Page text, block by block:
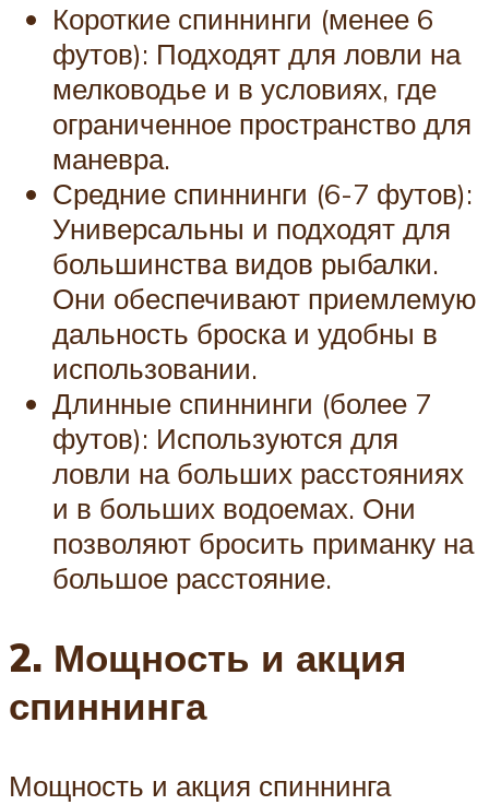
Короткие спиннинги (менее 6
футов): Подходят для ловли на
мелководье и в условиях, где
ограниченное пространство для
маневра.
Средние спиннинги (6-7 футов):
Универсальны и подходят для
большинства видов рыбалки.
Они обеспечивают приемлемую
дальность броска и удобны в
использовании.
Длинные спиннинги (более 7
футов): Используются для
ловли на больших расстояниях
и в больших водоемах. Они
позволяют бросить приманку на
большое расстояние.
2. Мощность и акция
спиннинга
Мощность и акция спиннинга